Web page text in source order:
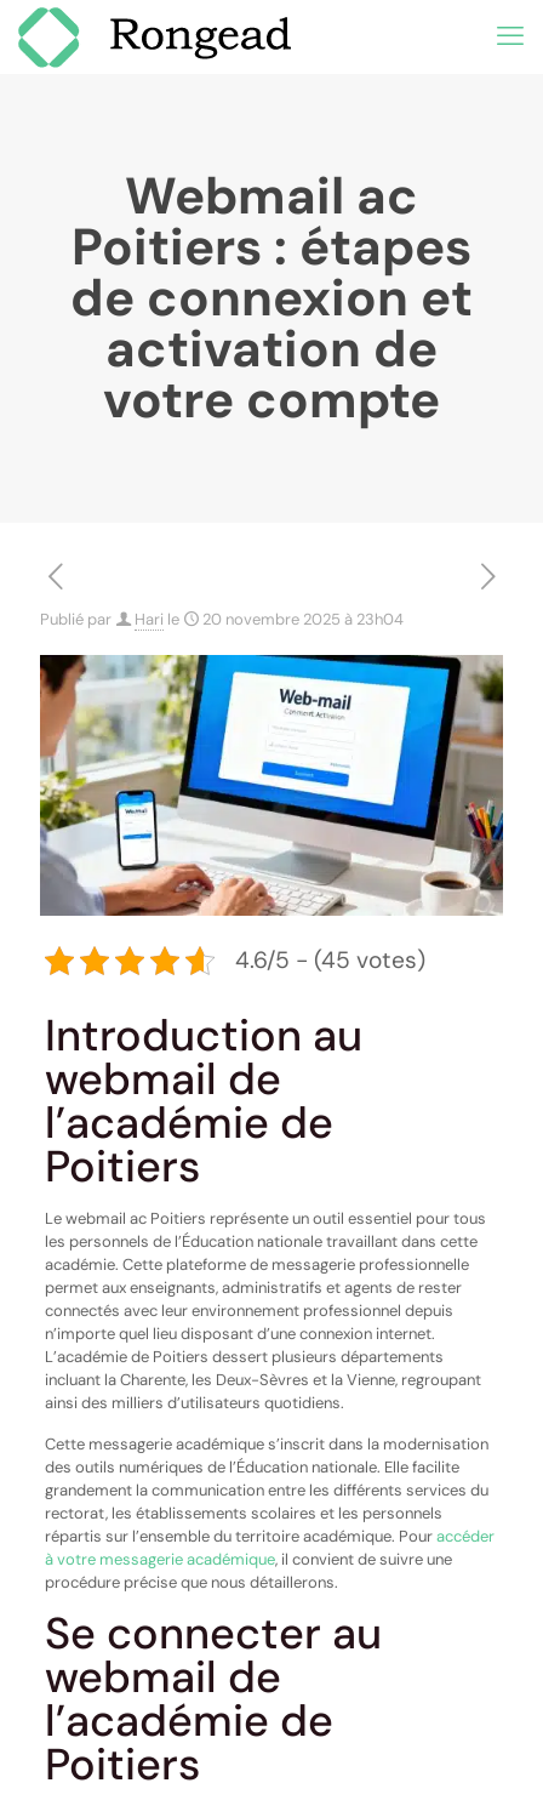
Webmail ac
Poitiers : étapes
de connexion et
activation de
votre compte
Publié par Hari le 20 novembre 2025 à 23h04
4.6/5 - (45 votes)
Introduction au
webmail de
l’académie de
Poitiers
Le webmail ac Poitiers représente un outil essentiel pour tous
les personnels de l’Éducation nationale travaillant dans cette
académie. Cette plateforme de messagerie professionnelle
permet aux enseignants, administratifs et agents de rester
connectés avec leur environnement professionnel depuis
n’importe quel lieu disposant d’une connexion internet.
L’académie de Poitiers dessert plusieurs départements
incluant la Charente, les Deux-Sèvres et la Vienne, regroupant
ainsi des milliers d’utilisateurs quotidiens.
Cette messagerie académique s’inscrit dans la modernisation
des outils numériques de l’Éducation nationale. Elle facilite
grandement la communication entre les différents services du
rectorat, les établissements scolaires et les personnels
répartis sur l’ensemble du territoire académique. Pouraccéder
à votre messagerie académique, il convient de suivre une
procédure précise que nous détaillerons.
Se connecter au
webmail de
l’académie de
Poitiers